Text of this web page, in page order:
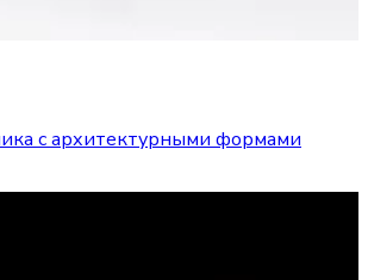
с архитектурными формами